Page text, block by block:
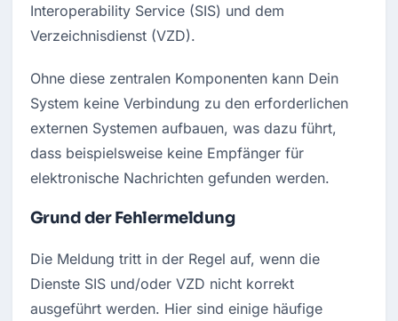
Interoperability Service (SIS) und dem
Verzeichnisdienst (VZD).
Ohne diese zentralen Komponenten kann Dein
System keine Verbindung zu den erforderlichen
externen Systemen aufbauen, was dazu führt,
dass beispielsweise keine Empfänger für
elektronische Nachrichten gefunden werden.
Grund der Fehlermeldung
Die Meldung tritt in der Regel auf, wenn die
Dienste SIS und/oder VZD nicht korrekt
ausgeführt werden. Hier sind einige häufige